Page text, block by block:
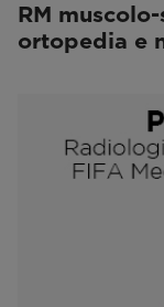
RM
ortopedia e